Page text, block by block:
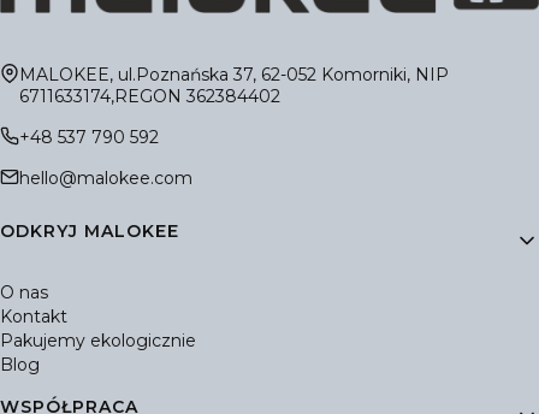
Adres:
MALOKEE, ul.Poznańska 37, 62-052 Komorniki, NIP
6711633174,REGON 362384402
+48 537 790 592
hello@malokee.com
Linki w stopce
ODKRYJ MALOKEE
O nas
Kontakt
Pakujemy ekologicznie
Blog
WSPÓŁPRACA